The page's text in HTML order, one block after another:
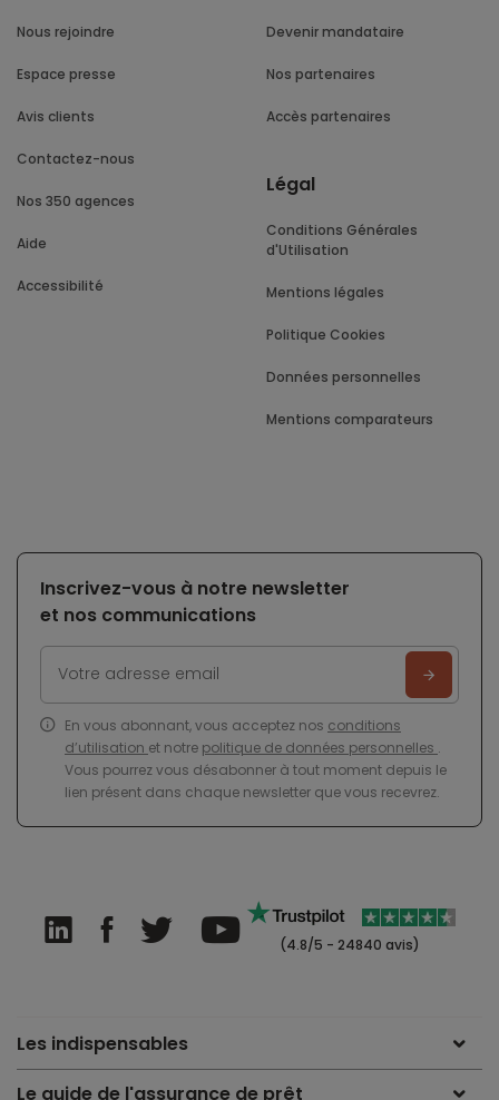
Nous rejoindre
Espace presse
Avis clients
Contactez-nous
Nos 350 agences
Aide
Accessibilité
Devenir mandataire
Nos partenaires
Accès partenaires
Légal
Conditions Générales
d'Utilisation
Mentions légales
Politique Cookies
Données personnelles
Mentions comparateurs
Inscrivez-vous à notre newsletter
et nos communications
En vous abonnant, vous acceptez nos conditions
d’utilisation et notre politique de données personnelles .
Vous pourrez vous désabonner à tout moment depuis le
lien présent dans chaque newsletter que vous recevrez.
(4.8/5 - 24840 avis)
Les indispensables
Le guide de l'assurance de prêt